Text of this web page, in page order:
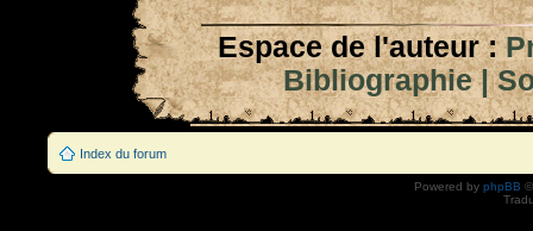
Espace de l'auteur :
Bibliographie|
Index du forum
Powered by phpBB